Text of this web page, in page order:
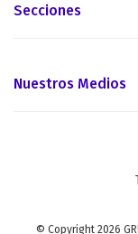
Secciones
Nuestros Medios
© Copyright 2026